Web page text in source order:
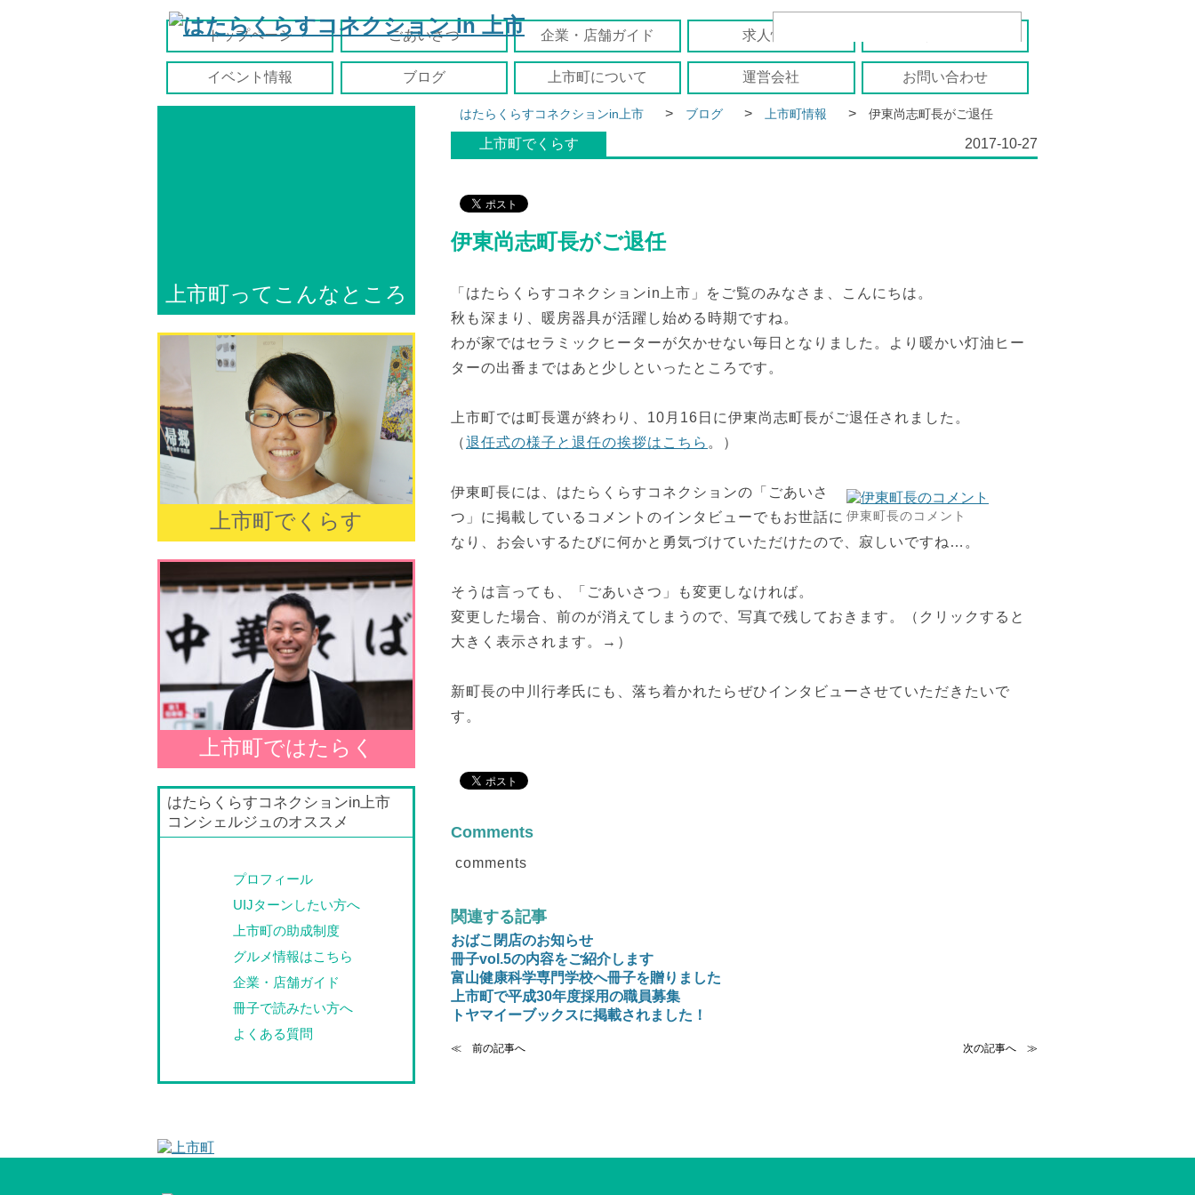
トップページ ごあいさつ 企業・店舗ガイド 求人情報
イベント情報 ブログ 上市町について 運営会社 お問い合わせ
はたらくらすコネクションin上市 > ブログ > 上市町情報 > 伊東尚志町長がご退任
上市町でくらす 2017-10-27
伊東尚志町長がご退任
「はたらくらすコネクションin上市」をご覧のみなさま、こんにちは。
秋も深まり、暖房器具が活躍し始める時期ですね。
わが家ではセラミックヒーターが欠かせない毎日となりました。より暖かい灯油ヒー
ターの出番まではあと少しといったところです。
上市町では町長選が終わり、10月16日に伊東尚志町長がご退任されました。
（退任式の様子と退任の挨拶はこちら 。）
伊東町長のコメント
伊東町長には、はたらくらすコネクションの「ごあいさ
つ」に掲載しているコメントのインタビューでもお世話に
なり、お会いするたびに何かと勇気づけていただけたので、寂しいですね…。
そうは言っても、「ごあいさつ」も変更しなければ。
変更した場合、前のが消えてしまうので、写真で残しておきます。（クリックすると
大きく表示されます。→）
新町長の中川行孝氏にも、落ち着かれたらぜひインタビューさせていただきたいで
す。
Comments
comments
関連する記事
おばこ閉店のお知らせ
冊子vol.5の内容をご紹介します
富山健康科学専門学校へ冊子を贈りました
上市町で平成30年度採用の職員募集
トヤマイーブックスに掲載されました！
≪ 前の記事へ 次の記事へ ≫
上市町ってこんなところ
上市町でくらす
上市町ではたらく
はたらくらすコネクションin上市
コンシェルジュのオススメ
プロフィール
UIJターンしたい方へ
上市町の助成制度
グルメ情報はこちら
企業・店舗ガイド
冊子で読みたい方へ
よくある質問